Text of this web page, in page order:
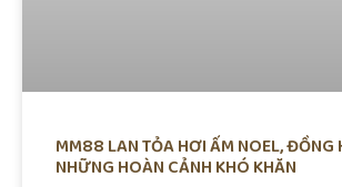
MM88 LAN TỎA HƠI ẤM NOEL, ĐỒNG
NHỮNG HOÀN CẢNH KHÓ KHĂN